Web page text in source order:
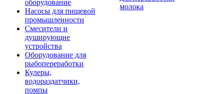
оборудование
Насосы для пищевой
промышленности
Смесители и
душирующие
устройства
Оборудование для
рыбопереработки
Кулеры,
водораздатчики,
помпы
молока